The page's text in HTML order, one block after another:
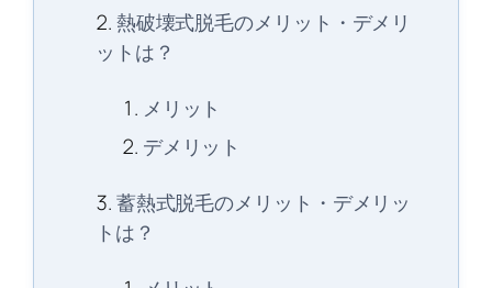
熱破壊式脱毛のメリット・デメリ
ットは？
メリット
デメリット
蓄熱式脱毛のメリット・デメリッ
トは？